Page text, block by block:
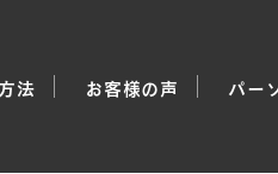
法 お客様の声 パー